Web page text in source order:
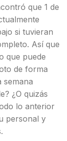
que 1 de
si tuvieran
Así que
que puede
de forma
semana
¿O quizás
lo anterior
personal y